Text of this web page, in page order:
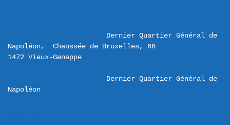
Dernier Quartier Général de
Napoléon,  Chaussée de Bruxelles, 66
Dernier Quartier Général de
Napoléon